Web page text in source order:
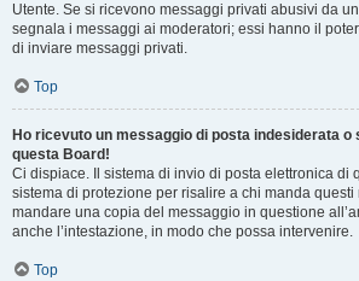
Utente. Se si ricevono messaggi privati ​​abusivi da
segnala i messaggi ai moderatori; essi hanno il
di inviare messaggi privati​​.
Top
Ho ricevuto un messaggio di posta indesiderata o
questa Board!
Ci dispiace. Il sistema di invio di posta elettronica di
sistema di protezione per risalire a chi manda questi
mandare una copia del messaggio in questione
anche l’intestazione, in modo che possa intervenire.
Top